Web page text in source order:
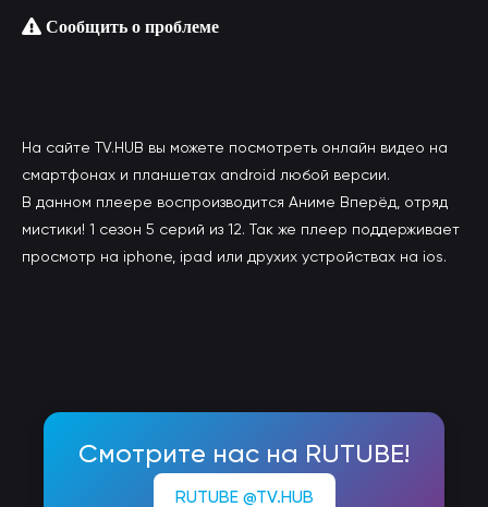
Сообщить о проблеме
На сайте TV.HUB вы можете посмотреть онлайн видео на
смартфонах и планшетах android любой версии.
В данном плеере воспроизводится Аниме Вперёд, отряд
мистики! 1 сезон 5 серий из 12. Так же плеер поддерживает
просмотр на iphone, ipad или друхих устройствах на ios.
Смотрите нас на RUTUBE!
RUTUBE @TV.HUB